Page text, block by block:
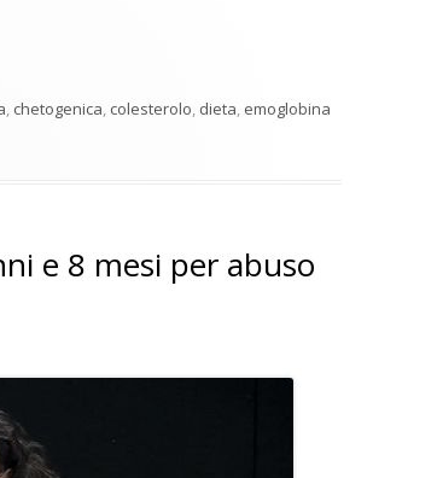
, chetogenica, colesterolo, dieta, emoglobina
e 8 mesi per abuso